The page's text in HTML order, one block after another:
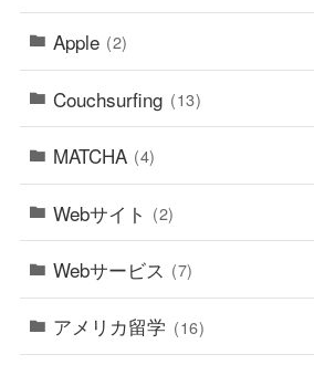
Apple (2)
Couchsurfing (13)
MATCHA (4)
Webサイト (2)
Webサービス (7)
アメリカ留学 (16)